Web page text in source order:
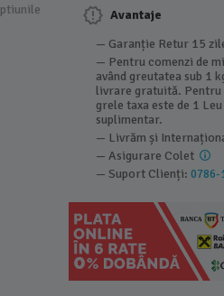
Avantaje
— Garanție Retur 15
— Pentru comenzi de
având greutatea sub 1
livrare gratuită. Pentru
grele taxa este de 1
suplimentar.
— Livrăm și
— Asigurare Colet
— Suport Clienți:0786-